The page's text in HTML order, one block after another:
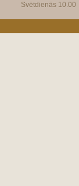
Svētdienās 10.00